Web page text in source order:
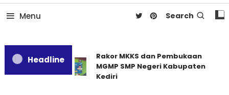
Menu Search
Headline
Rakor MKKS dan Pembukaan
MGMP SMP Negeri Kabupaten
Kediri